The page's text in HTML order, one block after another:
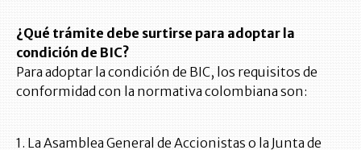
¿Qué trámite debe surtirse para adoptar la
condición de BIC?
Para adoptar la condición de BIC, los requisitos de
conformidad con la normativa colombiana son:
1. La Asamblea General de Accionistas o la Junta de